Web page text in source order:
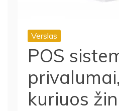
Verslas
POS
kuriuos